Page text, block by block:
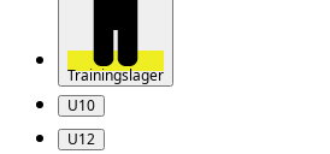
Trainingslager
U10
U12